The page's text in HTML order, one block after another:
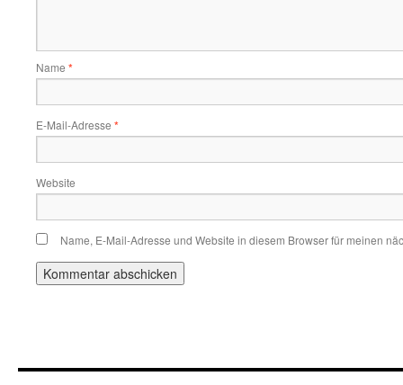
Name *
E-Mail-Adresse *
Website
Name, E-Mail-Adresse und Website in diesem Browser für meinen